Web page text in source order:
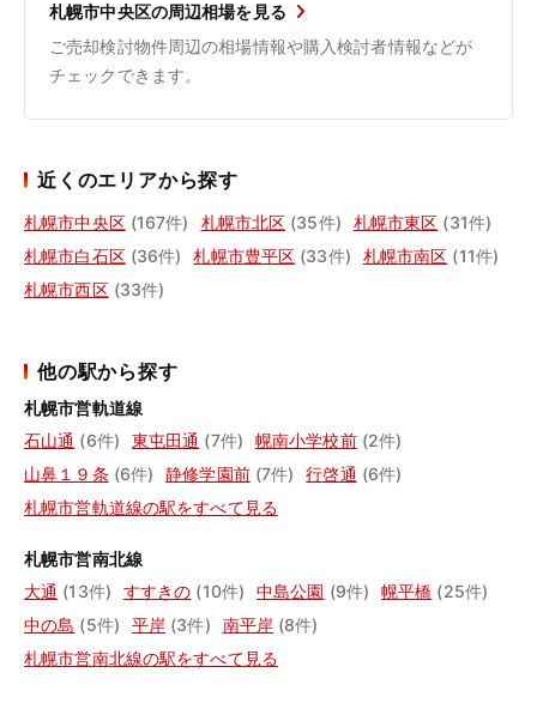
札幌市中央区の周辺相場を見る
ご売却検討物件周辺の相場情報や購入検討者情報などが
チェックできます。
近くのエリアから探す
札幌市中央区 (167件) 札幌市北区 (35件) 札幌市東区 (31件)
札幌市白石区 (36件) 札幌市豊平区 (33件) 札幌市南区 (11件)
札幌市西区 (33件)
他の駅から探す
札幌市営軌道線
石山通 (6件) 東屯田通 (7件) 幌南小学校前 (2件)
山鼻１９条 (6件) 静修学園前 (7件) 行啓通 (6件)
札幌市営軌道線の駅をすべて見る
札幌市営南北線
大通 (13件) すすきの (10件) 中島公園 (9件) 幌平橋 (25件)
中の島 (5件) 平岸 (3件) 南平岸 (8件)
札幌市営南北線の駅をすべて見る